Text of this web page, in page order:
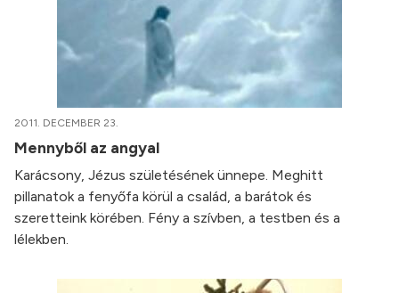
2011. DECEMBER 23.
Mennyből az angyal
Karácsony, Jézus születésének ünnepe. Meghitt
pillanatok a fenyőfa körül a család, a barátok és
szeretteink körében. Fény a szívben, a testben és a
lélekben.